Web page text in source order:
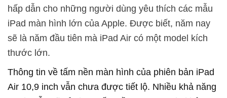
hấp dẫn cho những người dùng yêu thích các mẫu
iPad màn hình lớn của Apple. Được biết, năm nay
sẽ là năm đầu tiên mà iPad Air có một model kích
thước lớn.
Thông tin về tấm nền màn hình của phiên bản iPad
Air 10,9 inch vẫn chưa được tiết lộ. Nhiều khả năng